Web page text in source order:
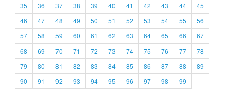
35
36 37 38 39 40 41 42 43 44
45
46
47 48 49 50 51 52 53 54 55
56
57
58 59 60 61 62 63 64 65 66
67
68
69 70 71 72 73 74 75 76 77
78
79
80 81 82 83 84 85 86 87 88
89
90
91 92 93 94 95 96 97 98
99